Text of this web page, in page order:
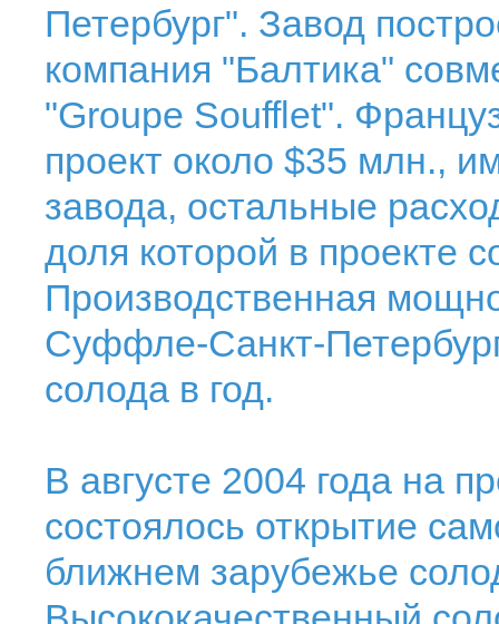
Петербург". Завод
компания "Балтика"
"Groupe Soufflet".
проект около $35 млн.,
завода, остальные
доля которой в проекте
Производственная
Суффле-Санкт-
солода в год.
В августе 2004 года на
состоялось открытие
ближнем зарубежье